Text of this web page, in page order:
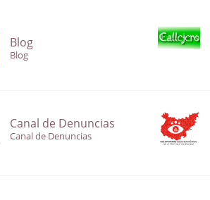
Blog
Blog
Canal de Denuncias
Canal de Denuncias